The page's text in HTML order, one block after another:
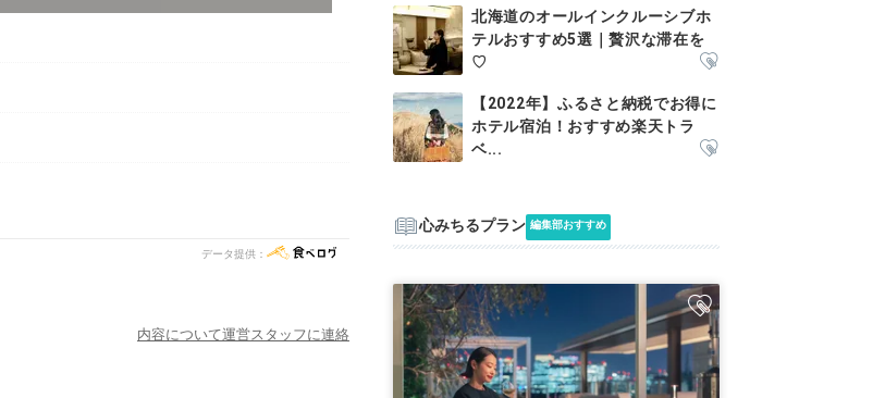
データ提供：
内容について運営スタッフに連絡
北海道のオールインクルーシブホ
テルおすすめ5選｜贅沢な滞在を
♡
【2022年】ふるさと納税でお得に
ホテル宿泊！おすすめ楽天トラ
ベ...
心みちるプラン 編集部おすすめ